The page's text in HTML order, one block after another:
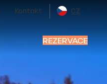
Kontakt CZ
REZERVACE